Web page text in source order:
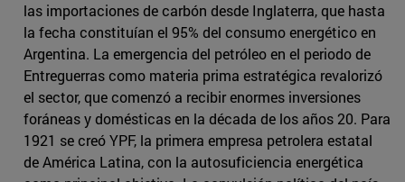
las importaciones de carbón desde Inglaterra, que hasta
la fecha constituían el 95% del consumo energético en
Argentina. La emergencia del petróleo en el periodo de
Entreguerras como materia prima estratégica revalorizó
el sector, que comenzó a recibir enormes inversiones
foráneas y domésticas en la década de los años 20. Para
1921 se creó YPF, la primera empresa petrolera estatal
de América Latina, con la autosuficiencia energética